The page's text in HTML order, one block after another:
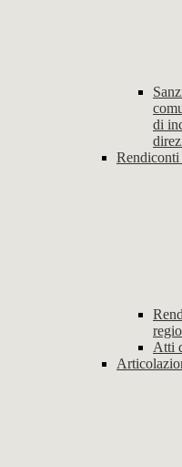
di
Atti